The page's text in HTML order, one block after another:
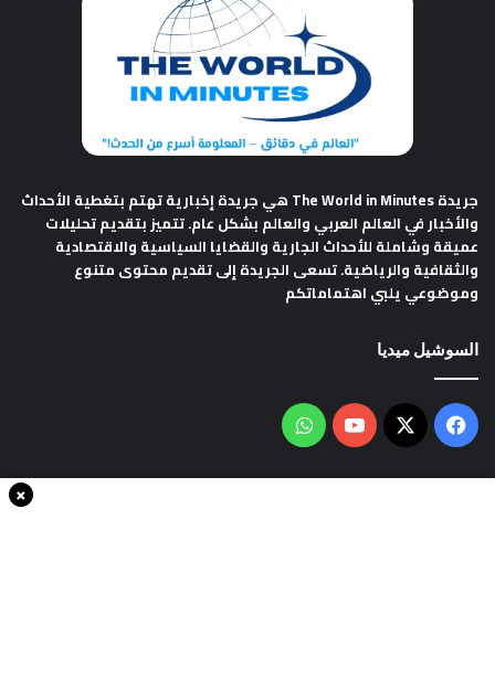
جريدة The World in Minutes
هي جريدة إخبارية تهتم بتغطية الأحداث
والأخبار في العالم العربي والعالم بشكل عام. تتميز بتقديم تحليلات
عميقة وشاملة للأحداث الجارية والقضايا السياسية والاقتصادية
والثقافية والرياضية. تسعى الجريدة إلى تقديم محتوى متنوع
وموضوعي يلبي اهتماماتكم
السوشيل ميديا
فيسبوك
‫X
‫YouTubeواتساب
×